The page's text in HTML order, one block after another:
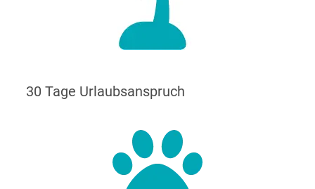
30 Tage Urlaubsanspruch